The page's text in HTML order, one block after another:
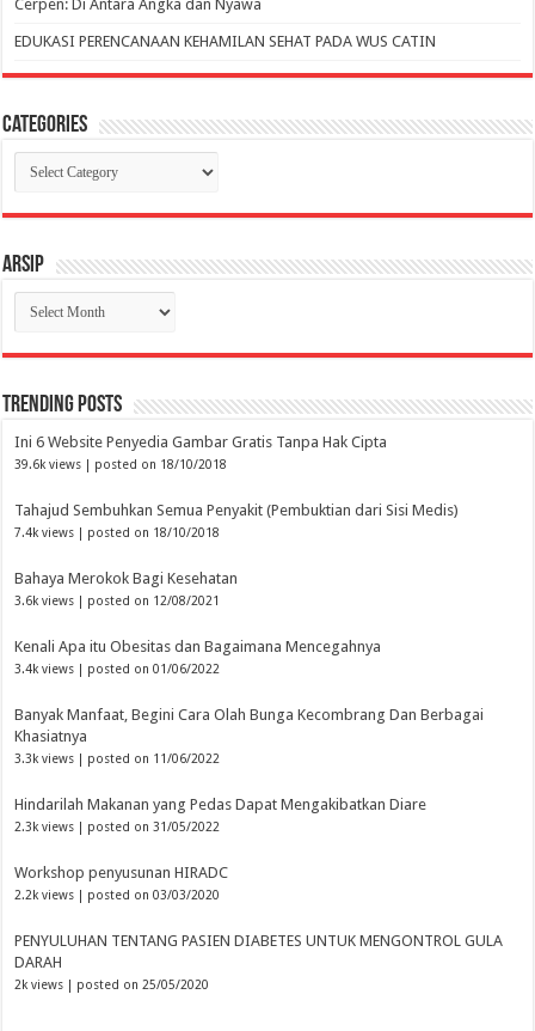
Cerpen: Di Antara Angka dan Nyawa
EDUKASI PERENCANAAN KEHAMILAN SEHAT PADA WUS CATIN
Categories
Categories
Arsip
Arsip
Trending Posts
Ini 6 Website Penyedia Gambar Gratis Tanpa Hak Cipta
39.6k views posted on 18/10/2018
Tahajud Sembuhkan Semua Penyakit (Pembuktian dari Sisi Medis)
7.4k views posted on 18/10/2018
Bahaya Merokok Bagi Kesehatan
3.6k views posted on 12/08/2021
Kenali Apa itu Obesitas dan Bagaimana Mencegahnya
3.4k views posted on 01/06/2022
Banyak Manfaat, Begini Cara Olah Bunga Kecombrang Dan Berbagai
Khasiatnya
3.3k views posted on 11/06/2022
Hindarilah Makanan yang Pedas Dapat Mengakibatkan Diare
2.3k views posted on 31/05/2022
Workshop penyusunan HIRADC
2.2k views posted on 03/03/2020
PENYULUHAN TENTANG PASIEN DIABETES UNTUK MENGONTROL GULA
DARAH
2k views posted on 25/05/2020